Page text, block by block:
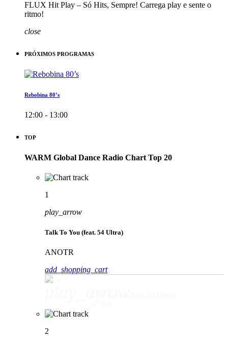
FLUX Hit Play – Só Hits, Sempre! Carrega play e sente o
ritmo!
close
PRÓXIMOS PROGRAMAS
Rebobina 80’s
12:00 - 13:00
TOP
WARM Global Dance Radio Chart Top 20
1
play_arrow
Talk To You (feat. 54 Ultra)
ANOTR
add_shopping_cart
2